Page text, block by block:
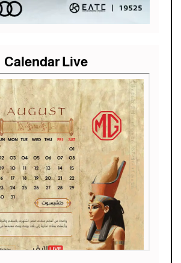
Calendar Live